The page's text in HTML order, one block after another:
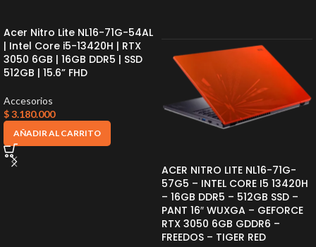
Acer Nitro Lite NL16-71G-54AL
| Intel Core i5-13420H | RTX
3050 6GB | 16GB DDR5 | SSD
512GB | 15.6” FHD
Accesorios
$3.180.000
AÑADIR AL CARRITO
ACER NITRO LITE NL16-71G-
57G5 – INTEL CORE I5 13420H
– 16GB DDR5 – 512GB SSD –
PANT 16″ WUXGA – GEFORCE
RTX 3050 6GB GDDR6 –
FREEDOS – TIGER RED